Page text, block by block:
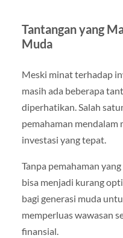
Tantangan yang
Muda
Meski minat terhadap
masih ada beberapa
diperhatikan. Salah
pemahaman mendalam
investasi yang tepat.
Tanpa pemahaman
bisa menjadi kurang
bagi generasi muda
memperluas wawasan
finansial.